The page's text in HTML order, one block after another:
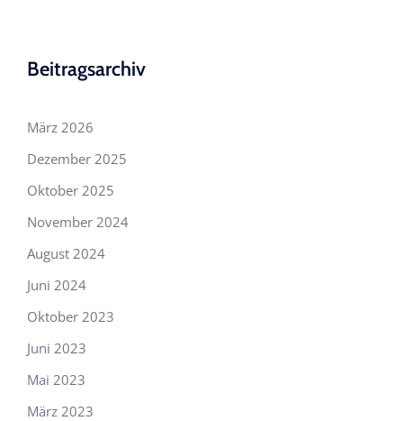
Beitragsarchiv
März 2026
Dezember 2025
Oktober 2025
November 2024
August 2024
Juni 2024
Oktober 2023
Juni 2023
Mai 2023
März 2023